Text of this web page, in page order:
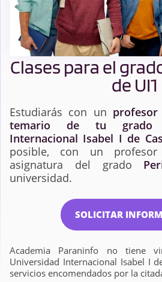
Clases para el
de UI1
Estudiarás con un
temario de tu grado
Internacional Isabel I de
posible, con un
asignatura del grado
universidad.
SOLICITAR
Academia Paraninfo no tiene
Universidad Internacional Isabel I
servicios encomendados por la